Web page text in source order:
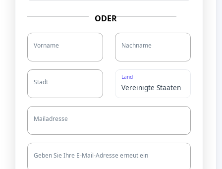
ODER
Vorname Nachname
Stadt
Land
Mailadresse
Geben Sie Ihre E-Mail-Adresse erneut ein